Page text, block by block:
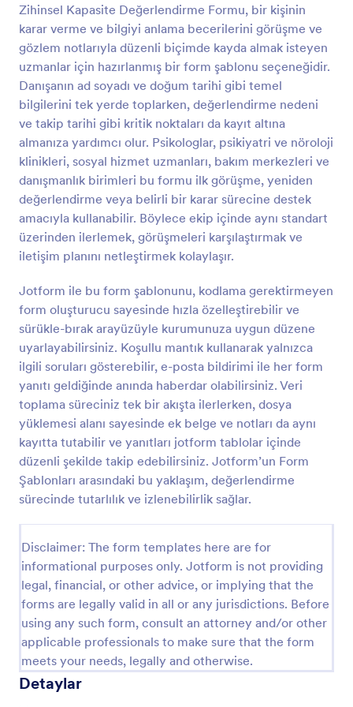
Zihinsel Kapasite Değerlendirme Formu, bir kişinin
karar verme ve bilgiyi anlama becerilerini görüşme ve
gözlem notlarıyla düzenli biçimde kayda almak isteyen
uzmanlar için hazırlanmış bir form şablonu seçeneğidir.
Danışanın ad soyadı ve doğum tarihi gibi temel
bilgilerini tek yerde toplarken, değerlendirme nedeni
ve takip tarihi gibi kritik noktaları da kayıt altına
almanıza yardımcı olur. Psikologlar, psikiyatri ve nöroloji
klinikleri, sosyal hizmet uzmanları, bakım merkezleri ve
danışmanlık birimleri bu formu ilk görüşme, yeniden
değerlendirme veya belirli bir karar sürecine destek
amacıyla kullanabilir. Böylece ekip içinde aynı standart
üzerinden ilerlemek, görüşmeleri karşılaştırmak ve
iletişim planını netleştirmek kolaylaşır.
Jotform ile bu form şablonunu, kodlama gerektirmeyen
form oluşturucu sayesinde hızla özelleştirebilir ve
sürükle-bırak arayüzüyle kurumunuza uygun düzene
uyarlayabilirsiniz. Koşullu mantık kullanarak yalnızca
ilgili soruları gösterebilir, e-posta bildirimi ile her form
yanıtı geldiğinde anında haberdar olabilirsiniz. Veri
toplama süreciniz tek bir akışta ilerlerken, dosya
yüklemesi alanı sayesinde ek belge ve notları da aynı
kayıtta tutabilir ve yanıtları jotform tablolar içinde
düzenli şekilde takip edebilirsiniz. Jotform’un Form
Şablonları arasındaki bu yaklaşım, değerlendirme
sürecinde tutarlılık ve izlenebilirlik sağlar.
Disclaimer: The form templates here are for
informational purposes only. Jotform is not providing
legal, financial, or other advice, or implying that the
forms are legally valid in all or any jurisdictions. Before
using any such form, consult an attorney and/or other
applicable professionals to make sure that the form
meets your needs, legally and otherwise.
Detaylar
Önizleme
Mental Sağlık Vaka Danışma Formu
Mental Sağlık Vaka Danışma Formu, ruh sağlığı
profesyonellerinin danışan bilgilerini, başvuru
nedenini ve psikososyal durumu düzenli biçimde
toplayıp vaka değerlendirme sürecini planlamasına
yardımcı olur.
Go to Category:
Mental Health Forms
Önizleme